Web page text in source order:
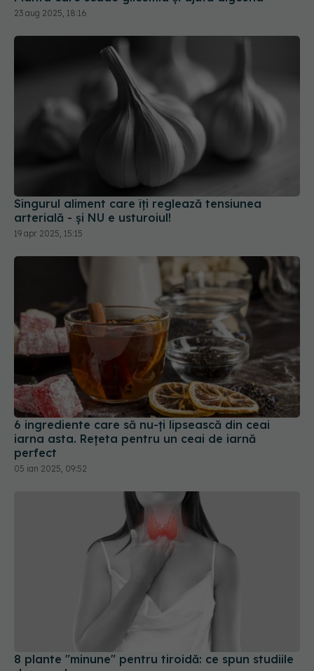
Singurul aliment care îți reglează tensiunea
arterială - și NU e usturoiul!
19 apr 2025, 15:15
6 ingrediente care să nu-ți lipsească din ceai
iarna asta. Rețeta pentru un ceai de iarnă
perfect
05 ian 2025, 09:52
8 plante "minune" pentru tiroidă: ce spun studiile
25 iul 2026, 20:27